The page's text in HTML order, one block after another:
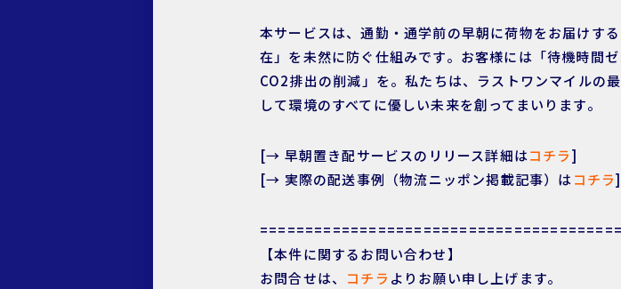
本サービスは、通勤・通学前の早朝に荷物をお届けす
在」を未然に防ぐ仕組みです。お客様には「待機時間
CO2排出の削減」を。私たちは、ラストワンマイルの
して環境のすべてに優しい未来を創ってまいります。
[→ 早朝置き配サービスのリリース詳細はコチラ]
[→ 実際の配送事例（物流ニッポン掲載記事）はコチラ]
【本件に関するお問い合わせ】
お問合せは、 コチラ よりお願い申し上げます。